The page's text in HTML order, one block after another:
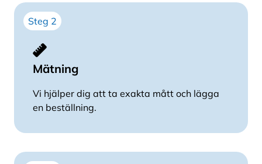
Steg 2
Mätning
Vi hjälper dig att ta exakta mått och lägga
en beställning.